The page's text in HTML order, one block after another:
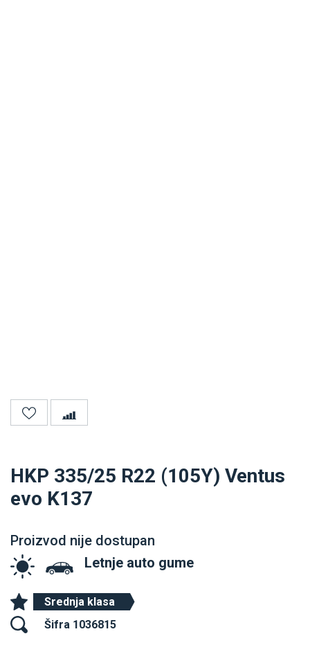
HKP 335/25 R22 (105Y) Ventus
evo K137
Proizvod nije dostupan
Letnje auto gume
Srednja klasa
Šifra 1036815